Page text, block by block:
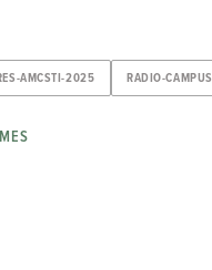
AMCSTI-2025 RADIO-CAMPUS